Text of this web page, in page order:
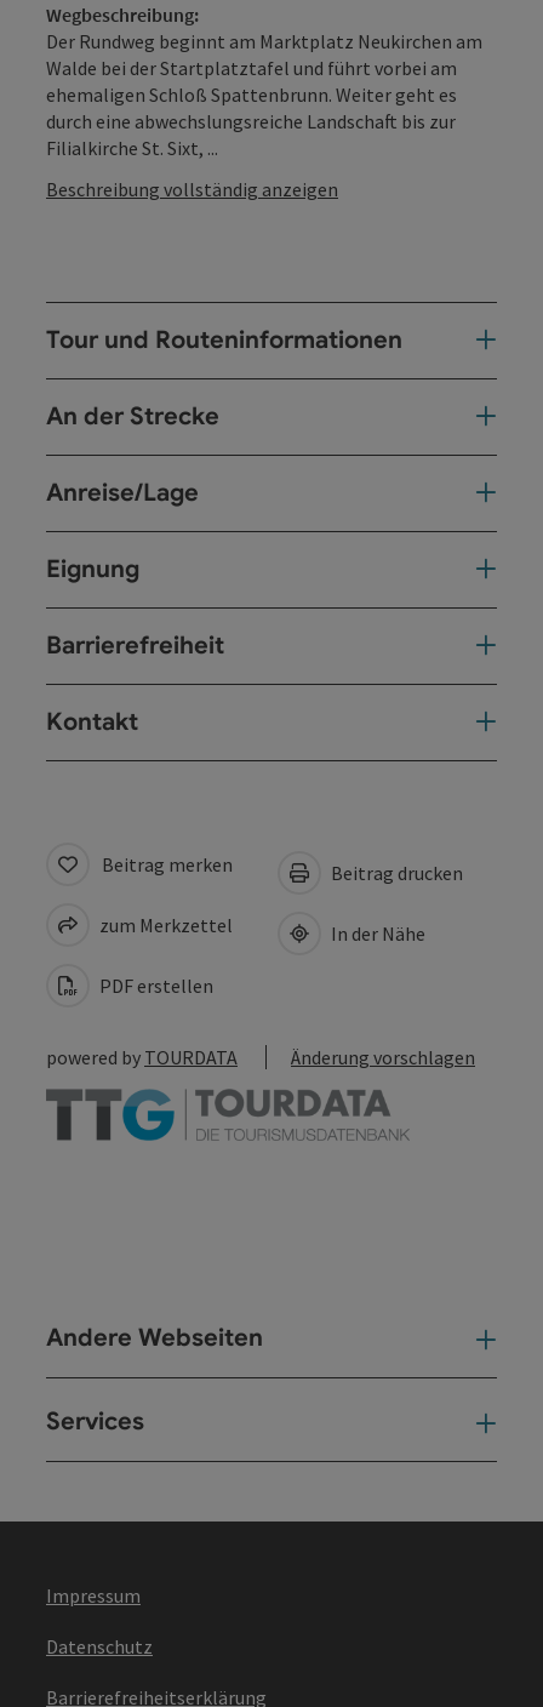
Wegbeschreibung:
Der Rundweg beginnt am Marktplatz Neukirchen am
Walde bei der Startplatztafel und führt vorbei am
ehemaligen Schloß Spattenbrunn. Weiter geht es
durch eine abwechslungsreiche Landschaft bis zur
Filialkirche St. Sixt, ...
Beschreibung vollständig anzeigen
Tour und Routeninformationen
An der Strecke
Anreise/Lage
Eignung
Barrierefreiheit
Kontakt
Beitrag merken
zum Merkzettel
PDF erstellen
Beitrag drucken
In der Nähe
powered by TOURDATA Änderung vorschlagen
Andere Webseiten
Services
Impressum
Datenschutz
Barrierefreiheitserklärung